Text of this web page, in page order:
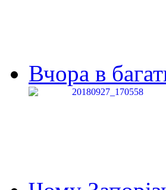
Вчора в